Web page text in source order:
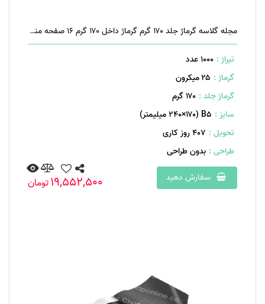
مجله گلاسه گرماژ جلد ۱۷۰ گرم گرماژ داخل ۱۷۰ گرم ۱۶ صفحه منگنه تخت
تیراژ : 1000 عدد
گرماژ : ۲۵ میکرون
گرماژ جلد : ۱۷۰ گرم
سایز : B۵ (۲۴۰×۱۷۰ میلیمتر)
تحویل : 407 روز کاری
طراحی : بدون طراحی
سفارش دهید
19,552,500تومان